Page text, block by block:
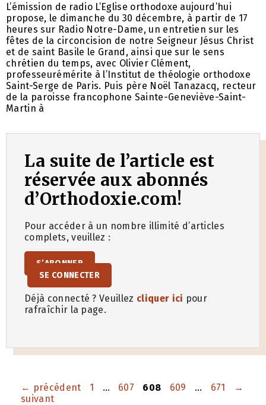
L’émission de radio L’Eglise orthodoxe aujourd’hui
propose, le dimanche du 30 décembre, à partir de 17
heures sur Radio Notre-Dame, un entretien sur les
fêtes de la circoncision de notre Seigneur Jésus Christ
et de saint Basile le Grand, ainsi que sur le sens
chrétien du temps, avec Olivier Clément,
professeurémérite à l’Institut de théologie orthodoxe
Saint-Serge de Paris. Puis père Noël Tanazacq, recteur
de la paroisse francophone Sainte-Geneviève-Saint-
Martin à
La suite de l’article est
réservée aux abonnés
d’Orthodoxie.com!
Pour accéder à un nombre illimité d’articles
complets, veuillez :
S’ABONNER
SE CONNECTER
Déjà connecté ? Veuillez cliquer ici pour
rafraîchir la page.
← précédent Page
1 … Page
607 Page
608 Page
609 … Page
671
→
suivant